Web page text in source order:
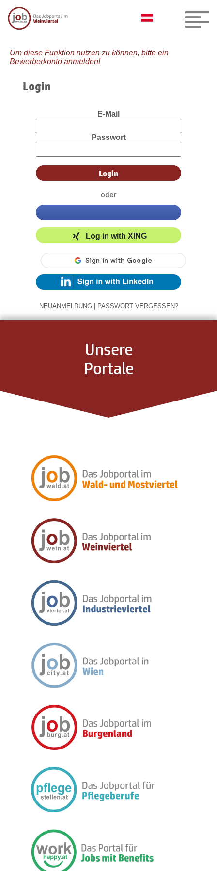
Um diese Funktion nutzen zu können, bitte ein
Bewerberkonto anmelden!
Login
E-Mail
Passwort
oder
Log in with XING
NEUANMELDUNG | PASSWORT VERGESSEN?
Unsere
Portale